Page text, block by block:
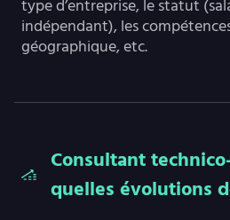
type d’entreprise, le statut
indépendant), les
géographique, etc.
Consultant
quelles évolutions